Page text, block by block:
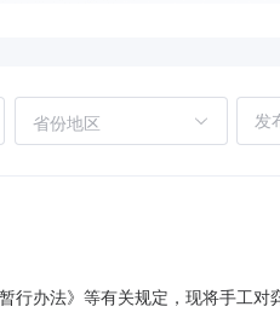
省份地区
办法》等有关规定，现将手工对